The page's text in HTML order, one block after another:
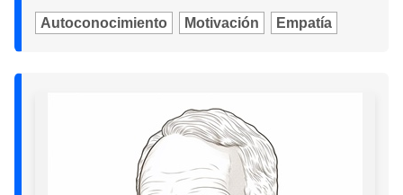
Autoconocimiento Motivación Empatía